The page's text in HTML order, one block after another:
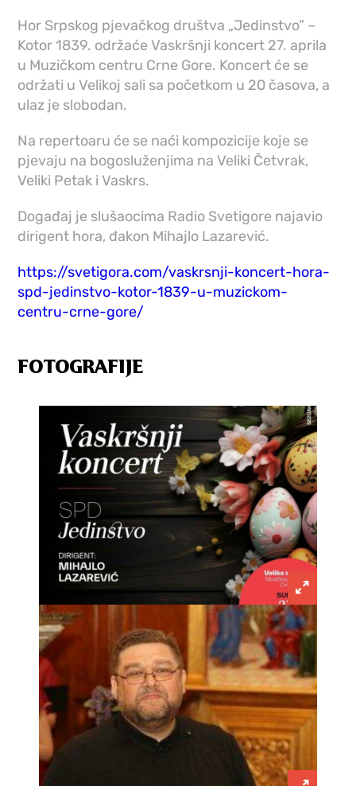
Hor Srpskog pjevačkog društva „Jedinstvo” –
Kotor 1839. održaće Vaskršnji koncert 27. aprila
u Muzičkom centru Crne Gore. Koncert će se
održati u Velikoj sali sa početkom u 20 časova, a
ulaz je slobodan.
Na repertoaru će se naći kompozicije koje se
pjevaju na bogosluženjima na Veliki Četvrak,
Veliki Petak i Vaskrs.
Događaj je slušaocima Radio Svetigore najavio
dirigent hora, đakon Mihajlo Lazarević.
https://svetigora.com/vaskrsnji-koncert-hora-
spd-jedinstvo-kotor-1839-u-muzickom-
centru-crne-gore/
FOTOGRAFIJE